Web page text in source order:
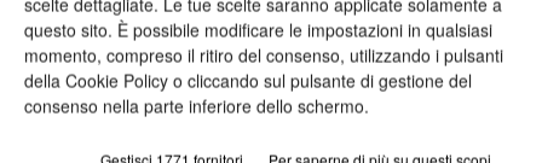
questo sito. È possibile modificare le impostazioni in qualsiasi
momento, compreso il ritiro del consenso, utilizzando i pulsanti
della Cookie Policy o cliccando sul pulsante di gestione del
consenso nella parte inferiore dello schermo.
Valeria Teruzzi 28/10/2024